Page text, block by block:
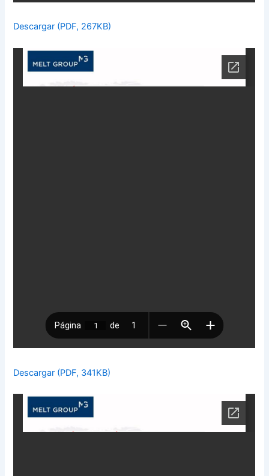
Descargar (PDF, 267KB)
Descargar (PDF, 341KB)